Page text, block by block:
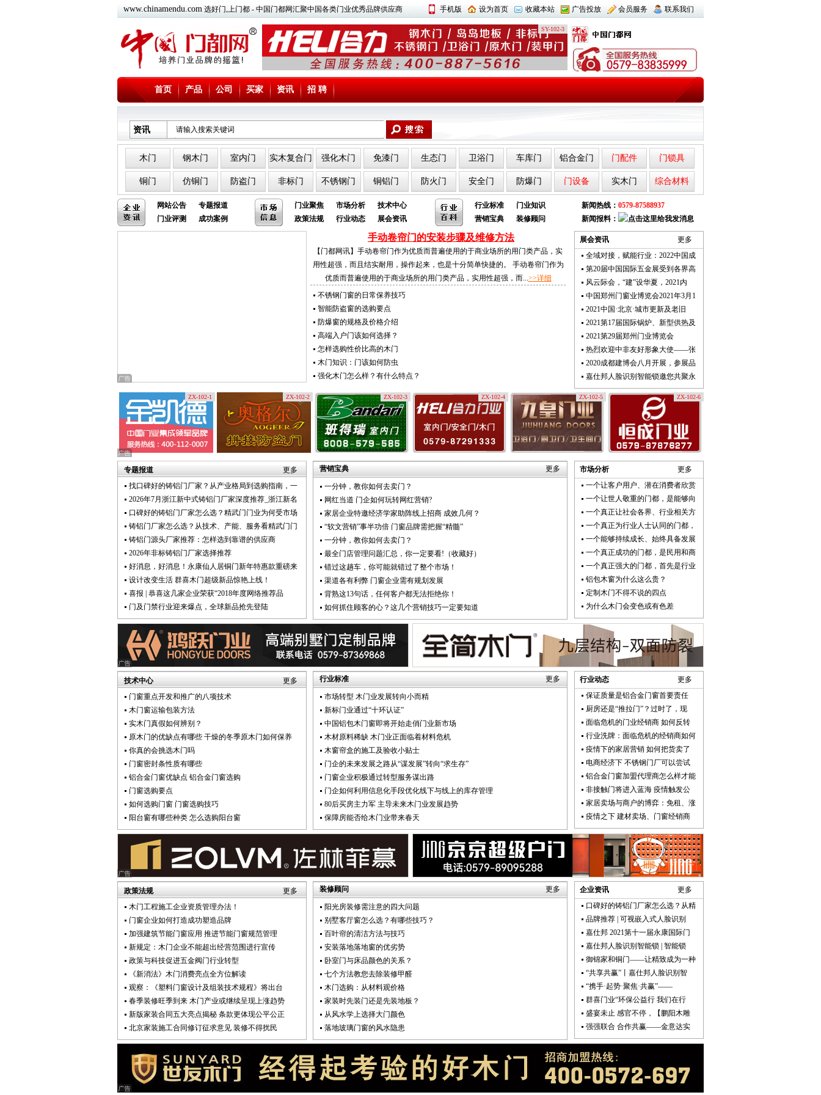
www.chinamendu.com选好门,上门都 - 中国门都网汇聚中国各类门业优秀品牌供应商 手机版 设为首页 收藏本站 广告投放 会员服务 联系我们
SY-102-3
首页 产品 公司 买家 资讯 招 聘
资讯
木门 钢木门 室内门 实木复合门 强化木门 免漆门 生态门 卫浴门 车库门 铝合金门 门配件 门锁具
铜门 仿铜门 防盗门 非标门 不锈钢门 铜铝门 防火门 安全门 防爆门 门设备 实木门 综合材料
网站公告
专题报道
门业评测
成功案例
门业聚焦 市场分析
技术中心
政策法规
行业动态 展会资讯
行业标准
门业知识
营销宝典
装修顾问
新闻热线：
新闻报料：
0579-87588937
手动卷帘门的安装步骤及维修方法
【门都网讯】手动卷帘门作为优质而普遍使用的于商业场所的用门类产品，实
用性超强，而且结实耐用，操作起来，也是十分简单快捷的。 手动卷帘门作为
优质而普遍使用的于商业场所的用门类产品，实用性超强，而...>>详细
不锈钢门窗的日常保养技巧
智能防盗窗的选购要点
防爆窗的规格及价格介绍
高端入户门该如何选择？
怎样选购性价比高的木门
木门知识：门该如何防虫
强化木门怎么样？有什么特点？
展会资讯
更多
全域对接，赋能行业：2022中国成
第20届中国国际五金展受到各界高
风云际会，“建”设华夏，2021内
中国郑州门窗业博览会2021年3月1
2021中国·北京·城市更新及老旧
2021第17届国际锅炉、新型供热及
2021第29届郑州门业博览会
热烈欢迎中非友好形象大使——张
2020成都建博会八月开展，参展品
嘉仕邦人脸识别智能锁邀您共聚永
ZX-102-1 ZX-102-2 ZX-102-3 ZX-102-4 ZX-102-5 ZX-102-6
专题报道
更多
找口碑好的铸铝门厂家？从产业格局到选购指南，一
2026年7月浙江新中式铸铝门厂家深度推荐_浙江新名
口碑好的铸铝门厂家怎么选？精武门门业为何受市场
铸铝门厂家怎么选？从技术、产能、服务看精武门门
铸铝门源头厂家推荐：怎样选到靠谱的供应商
2026年非标铸铝门厂家选择推荐
好消息，好消息！永康仙人居铜门新年特惠款重磅来
设计改变生活 群喜木门超级新品惊艳上线！
喜报 | 恭喜这几家企业荣获“2018年度网络推荐品
门及门禁行业迎来爆点，全球新品抢先登陆
营销宝典 更多
一分钟，教你如何去卖门？
网红当道 门企如何玩转网红营销?
家居企业特邀经济学家助阵线上招商 成效几何？
“软文营销”事半功倍 门窗品牌需把握“精髓”
一分钟，教你如何去卖门？
最全门店管理问题汇总，你一定要看!（收藏好）
错过这趟车，你可能就错过了整个市场！
渠道各有利弊 门窗企业需有规划发展
背熟这13句话，任何客户都无法拒绝你！
如何抓住顾客的心？这几个营销技巧一定要知道
市场分析
更多
一个让客户用户、潜在消费者欣赏
一个让世人敬重的门都，是能够向
一个真正让社会各界、行业相关方
一个真正为行业人士认同的门都，
一个能够持续成长、始终具备发展
一个真正成功的门都，是民用和商
一个真正强大的门都，首先是行业
铝包木窗为什么这么贵？
定制木门不得不说的四点
为什么木门会变色或有色差
技术中心
更多
门窗重点开发和推广的八项技术
木门窗运输包装方法
实木门真假如何辨别？
原木门的优缺点有哪些 干燥的冬季原木门如何保养
你真的会挑选木门吗
门窗密封条性质有哪些
铝合金门窗优缺点 铝合金门窗选购
门窗选购要点
如何选购门窗 门窗选购技巧
阳台窗有哪些种类 怎么选购阳台窗
行业标准 更多
市场转型 木门业发展转向小而精
新标门业通过“十环认证”
中国铝包木门窗即将开始走俏门业新市场
木材原料稀缺 木门业正面临着材料危机
木窗帘盒的施工及验收小贴士
门企的未来发展之路从“谋发展”转向“求生存”
门窗企业积极通过转型服务谋出路
门企如何利用信息化手段优化线下与线上的库存管理
80后买房主力军 主导未来木门业发展趋势
保障房能否给木门业带来春天
行业动态
更多
保证质量是铝合金门窗首要责任
厨房还是“推拉门”？过时了，现
面临危机的门业经销商 如何反转
行业洗牌：面临危机的经销商如何
疫情下的家居营销 如何把货卖了
电商经济下 不锈钢门厂可以尝试
铝合金门窗加盟代理商怎么样才能
非接触门将进入蓝海 疫情触发公
家居卖场与商户的博弈：免租、涨
疫情之下 建材卖场、门窗经销商
政策法规
更多
木门工程施工企业资质管理办法！
门窗企业如何打造成功塑造品牌
加强建筑节能门窗应用 推进节能门窗规范管理
新规定：木门企业不能超出经营范围进行宣传
政策与科技促进五金阀门行业转型
《新消法》木门消费亮点全方位解读
观察：《塑料门窗设计及组装技术规程》将出台
春季装修旺季到来 木门产业或继续呈现上涨趋势
新版家装合同五大亮点揭秘 条款更体现公平公正
北京家装施工合同修订征求意见 装修不得扰民
装修顾问 更多
阳光房装修需注意的四大问题
别墅客厅窗怎么选？有哪些技巧？
百叶帘的清洁方法与技巧
安装落地落地窗的优劣势
卧室门与床品颜色的关系？
七个方法教您去除装修甲醛
木门选购：从材料观价格
家装时先装门还是先装地板？
从风水学上选择大门颜色
落地玻璃门窗的风水隐患
企业资讯
更多
口碑好的铸铝门厂家怎么选？从精
品牌推荐 | 可视嵌入式人脸识别
嘉仕邦 2021第十一届永康国际门
嘉仕邦人脸识别智能锁 | 智能锁
御锦家和铜门——让精致成为一种
“共享共赢”丨嘉仕邦人脸识别智
“携手·起势·聚焦·共赢”——
群喜门业“环保公益行 我们在行
盛宴未止 感官不停，【鹏阳木雕
强强联合 合作共赢——金意达实